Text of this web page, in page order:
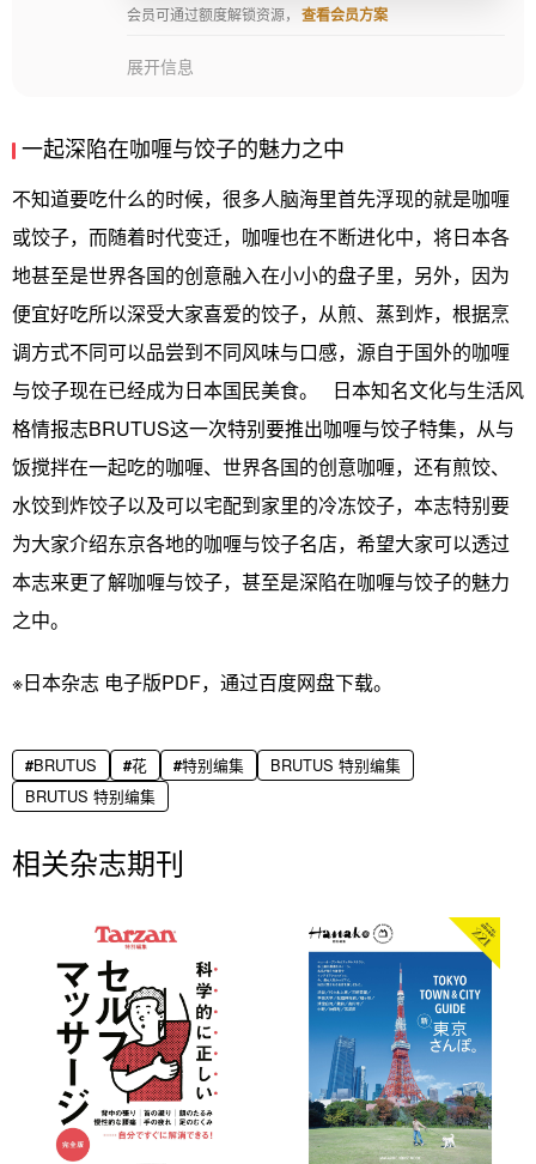
会员可通过额度解锁资源， 查看会员方案
展开信息
一起深陷在咖喱与饺子的魅力之中
不知道要吃什么的时候，很多人脑海里首先浮现的就是咖喱
或饺子，而随着时代变迁，咖喱也在不断进化中，将日本各
地甚至是世界各国的创意融入在小小的盘子里，另外，因为
便宜好吃所以深受大家喜爱的饺子，从煎、蒸到炸，根据烹
调方式不同可以品尝到不同风味与口感，源自于国外的咖喱
与饺子现在已经成为日本国民美食。 日本知名文化与生活风
格情报志BRUTUS这一次特别要推出咖喱与饺子特集，从与
饭搅拌在一起吃的咖喱、世界各国的创意咖喱，还有煎饺、
水饺到炸饺子以及可以宅配到家里的冷冻饺子，本志特别要
为大家介绍东京各地的咖喱与饺子名店，希望大家可以透过
本志来更了解咖喱与饺子，甚至是深陷在咖喱与饺子的魅力
之中。
※日本杂志 电子版PDF，通过百度网盘下载。
BRUTUS 花 特别编集
BRUTUS 特别编集
BRUTUS 特别编集
相关杂志期刊